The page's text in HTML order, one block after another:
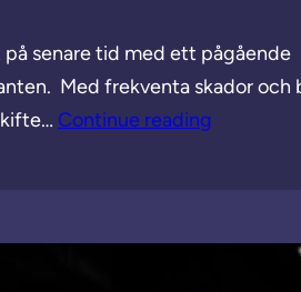
senare tid med ett pågående
Med frekventa skador och
Continue reading